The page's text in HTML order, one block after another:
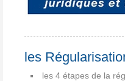
les
les 4 étapes de la